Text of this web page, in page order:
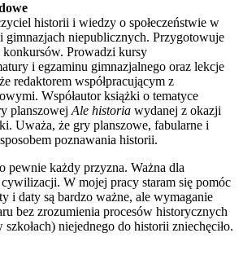
historii i wiedzy o społeczeństwie w
gimnazjach niepublicznych. Przygotowuje
Prowadzi kursy
i egzaminu gimnazjalnego oraz lekcje
redaktorem współpracującym z
Współautor książki o tematyce
planszowej Ale historia wydanej z okazji
Uważa, że gry planszowe, fabularne i
poznawania historii.
pewnie każdy przyzna. Ważna dla
W mojej pracy staram się pomóc
i daty są bardzo ważne, ale wymaganie
bez zrozumienia procesów historycznych
niejednego do historii zniechęciło.